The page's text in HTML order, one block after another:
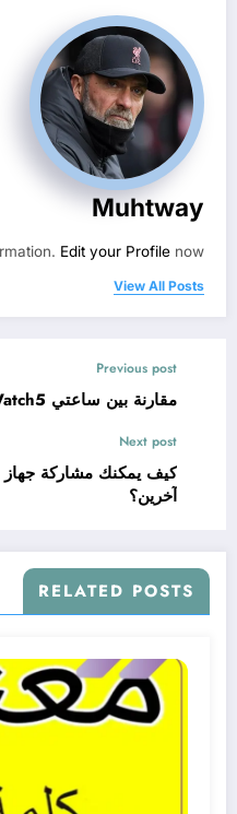
Muhtway
Edit your Profile now.
View All Posts
Previous post
مقارنة بين ساعتي Galaxy Watch5 و Pixel Watch
Next post
آخرين؟
RELATED POSTS